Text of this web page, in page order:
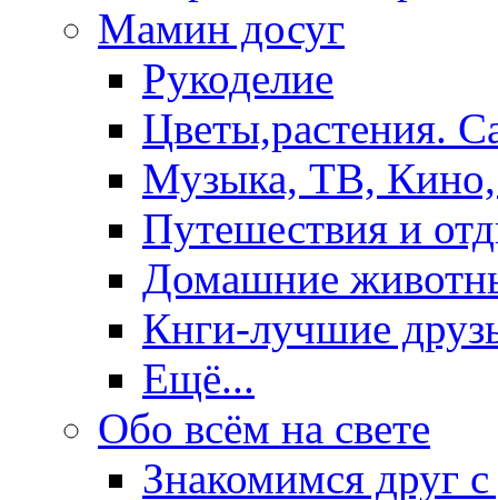
Мамин досуг
Рукоделие
Цветы,растения.
Музыка, ТВ,
Путешествия и
Домашние
Кнги-лучшие
Ещё...
Обо всём на свете
Знакомимся друг